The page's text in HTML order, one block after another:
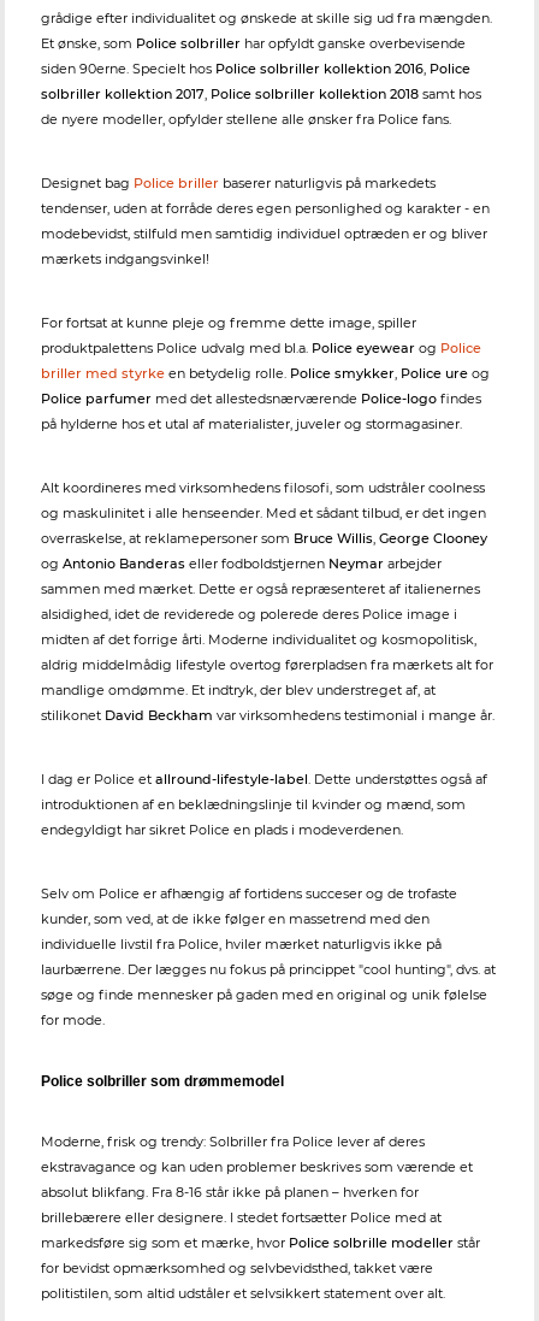
grådige efter individualitet og ønskede at skille sig ud fra mængden.
Et ønske, som Police solbriller har opfyldt ganske overbevisende
siden 90erne. Specielt hos Police solbriller kollektion 2016, Police
solbriller kollektion 2017, Police solbriller kollektion 2018 samt hos
de nyere modeller, opfylder stellene alle ønsker fra Police fans.
Designet bag Police briller baserer naturligvis på markedets
tendenser, uden at forråde deres egen personlighed og karakter - en
modebevidst, stilfuld men samtidig individuel optræden er og bliver
mærkets indgangsvinkel!
For fortsat at kunne pleje og fremme dette image, spiller
produktpalettens Police udvalg med bl.a. Police eyewear og Police
briller med styrke en betydelig rolle. Police smykker, Police ure og
Police parfumer med det allestedsnærværende Police-logo findes
på hylderne hos et utal af materialister, juveler og stormagasiner.
Alt koordineres med virksomhedens filosofi, som udstråler coolness
og maskulinitet i alle henseender. Med et sådant tilbud, er det ingen
overraskelse, at reklamepersoner som Bruce Willis, George Clooney
og Antonio Banderas eller fodboldstjernen Neymar arbejder
sammen med mærket. Dette er også repræsenteret af italienernes
alsidighed, idet de reviderede og polerede deres Police image i
midten af det forrige årti. Moderne individualitet og kosmopolitisk,
aldrig middelmådig lifestyle overtog førerpladsen fra mærkets alt for
mandlige omdømme. Et indtryk, der blev understreget af, at
stilikonet David Beckham var virksomhedens testimonial i mange år.
I dag er Police et allround-lifestyle-label. Dette understøttes også af
introduktionen af en beklædningslinje til kvinder og mænd, som
endegyldigt har sikret Police en plads i modeverdenen.
Selv om Police er afhængig af fortidens succeser og de trofaste
kunder, som ved, at de ikke følger en massetrend med den
individuelle livstil fra Police, hviler mærket naturligvis ikke på
laurbærrene. Der lægges nu fokus på princippet "cool hunting", dvs. at
søge og finde mennesker på gaden med en original og unik følelse
for mode.
Police solbriller som drømmemodel
Moderne, frisk og trendy: Solbriller fra Police lever af deres
ekstravagance og kan uden problemer beskrives som værende et
absolut blikfang. Fra 8-16 står ikke på planen – hverken for
brillebærere eller designere. I stedet fortsætter Police med at
markedsføre sig som et mærke, hvor Police solbrille modeller står
for bevidst opmærksomhed og selvbevidsthed, takket være
politistilen, som altid udståler et selvsikkert statement over alt.